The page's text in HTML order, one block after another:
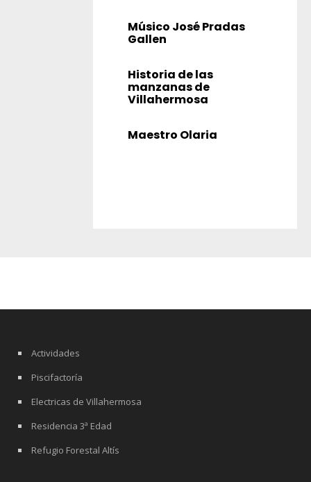
Músico José Pradas
Gallen
Historia de las
manzanas de
Villahermosa
Maestro Olaria
Actividades
Piscifactoría
Electricas de Villahermosa
Residencia 3ª Edad
Refugio Forestal Altís